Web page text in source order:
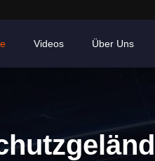
Videos Über Uns